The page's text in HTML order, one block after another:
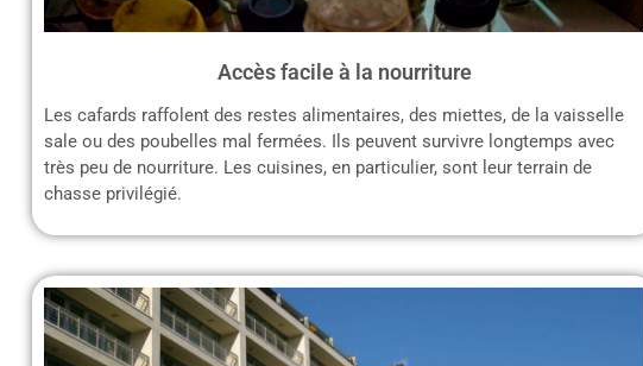
Accès facile à la nourriture
Les cafards raffolent des restes alimentaires, des miettes, de la vaisselle
sale ou des poubelles mal fermées. Ils peuvent survivre longtemps avec
très peu de nourriture. Les cuisines, en particulier, sont leur terrain de
chasse privilégié.